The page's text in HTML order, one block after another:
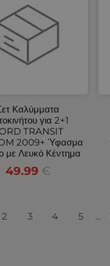
Καλύμματα
για 2+1
TRANSIT
2009+ Ύφασμα
με Λευκό Κέντημα
49.99 €
2 3 4 5 ...